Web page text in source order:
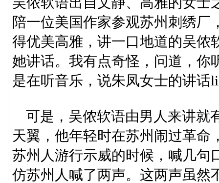
陪一位美国作家参观苏州刺绣厂
得优美高雅，讲一口地道的吴侬
她讲话。我有点奇怪，问道，你
是在听音乐，说朱凤女士的讲话
可是，吴侬软语由男人来讲就
天翼，他年轻时在苏州闹过革命
苏州人游行示威的时候，喊几句
仿苏州人喊了两声。这两声虽然